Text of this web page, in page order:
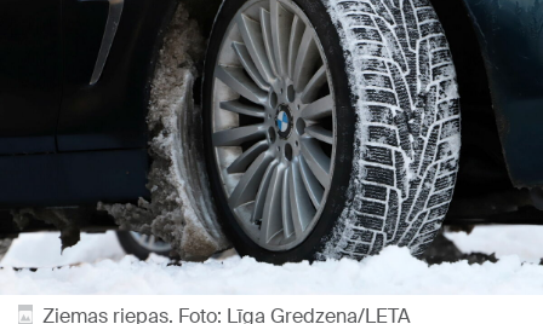
Ziemas riepas. Foto: Līga Gredzena/LETA